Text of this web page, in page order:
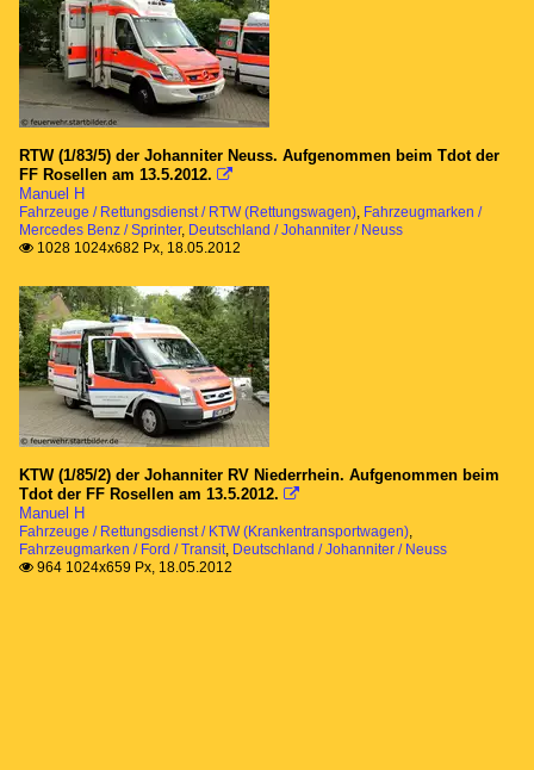
RTW (1/83/5) der Johanniter Neuss. Aufgenommen beim Tdot der
FF Rosellen am 13.5.2012. 
Manuel H
Fahrzeuge / Rettungsdienst / RTW (Rettungswagen), Fahrzeugmarken /
Mercedes Benz / Sprinter, Deutschland / Johanniter / Neuss
 1028 1024x682 Px, 18.05.2012
KTW (1/85/2) der Johanniter RV Niederrhein. Aufgenommen beim
Tdot der FF Rosellen am 13.5.2012. 
Manuel H
Fahrzeuge / Rettungsdienst / KTW (Krankentransportwagen),
Fahrzeugmarken / Ford / Transit, Deutschland / Johanniter / Neuss
 964 1024x659 Px, 18.05.2012